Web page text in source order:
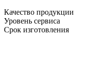
Качество продукции
Уровень сервиса
Срок изготовления